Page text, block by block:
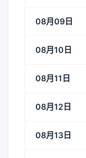
08月09日
08月10日
08月11日
08月12日
08月13日